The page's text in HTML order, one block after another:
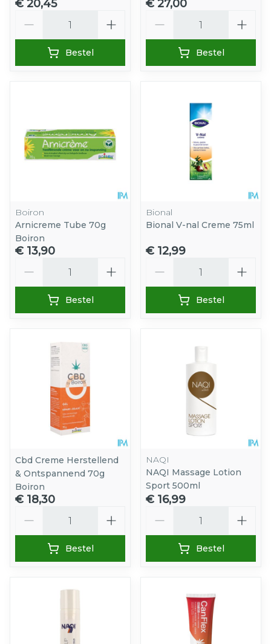
€ 20,45
Bestel
€ 27,00
Bestel
Boiron
Arnicreme Tube 70g
Boiron
€ 13,90
Bestel
Bional
Bional V-nal Creme 75ml
€ 12,99
Bestel
Cbd Creme Herstellend
& Ontspannend 70g
Boiron
€ 18,30
Bestel
NAQI
NAQI Massage Lotion
Sport 500ml
€ 16,99
Bestel